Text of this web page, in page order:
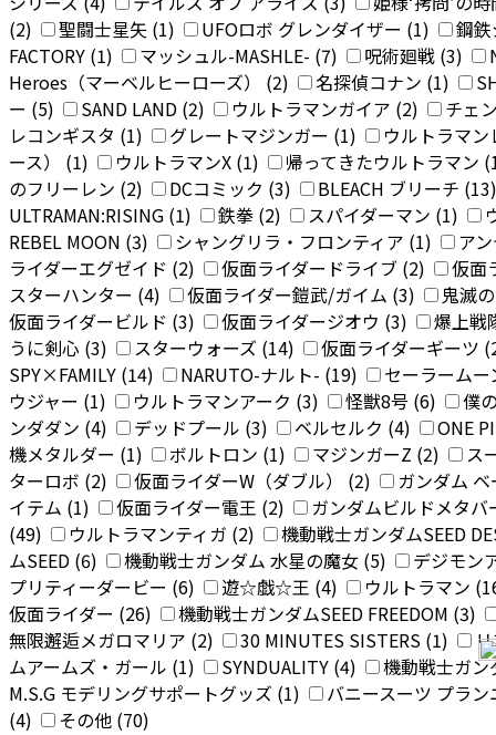
(2)
聖闘士星矢 (1) UFOロボ グレンダイザー (1)
鋼
FACTORY (1)
マッシュル-MASHLE- (7) 呪術廻戦 (3)
Heroes（マーベルヒーローズ） (2)
名探偵コナン (1)
ー (5)
SAND LAND (2) ウルトラマンガイア (2)
チェ
レコンギスタ (1)
グレートマジンガー (1)
ウルトラマ
ース） (1)
ウルトラマンX (1)
帰ってきたウルトラマン
のフリーレン (2)
DCコミック (3)
BLEACH ブリーチ
ULTRAMAN:RISING (1)
鉄拳 (2) スパイダーマン (1)
REBEL MOON (3)
シャングリラ・フロンティア (1)
ア
ライダーエグゼイド (2)
仮面ライダードライブ (2)
仮面
スターハンター (4)
仮面ライダー鎧武/ガイム (3)
鬼滅
仮面ライダービルド (3)
仮面ライダージオウ (3)
爆上戦
うに剣心 (3)
スターウォーズ (14)
仮面ライダーギーツ
SPY×FAMILY (14)
NARUTO-ナルト- (19)
セーラーム
ウジャー (1)
ウルトラマンアーク (3) 怪獣8号 (6)
僕
ンダダン (4)
デッドプール (3) ベルセルク (4)
ONE
機メタルダー (1)
ボルトロン (1) マジンガーZ (2)
ス
ターロボ (2)
仮面ライダーW（ダブル） (2)
ガンダム
イテム (1)
仮面ライダー電王 (2)
ガンダムビルドメタ
(49)
ウルトラマンティガ (2)
機動戦士ガンダムSEED
ムSEED (6)
機動戦士ガンダム 水星の魔女 (5)
デジモン
プリティーダービー (6)
遊☆戯☆王 (4)
ウルトラマン
仮面ライダー (26)
機動戦士ガンダムSEED FREEDOM (3)
無限邂逅メガロマリア (2)
30 MINUTES SISTERS (1)
ムアームズ・ガール (1)
SYNDUALITY (4)
機動戦士ガ
M.S.G モデリングサポートグッズ (1)
バニースーツ プラ
(4)
その他 (70)